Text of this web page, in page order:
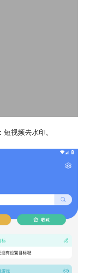
视频去水印。